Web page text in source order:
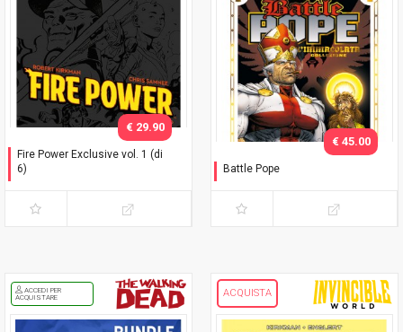
Fire Power Exclusive vol. 1 (di
6)
cofanetto
€ 29.90
Battle Pope
€ 45.00
ACCEDI PER
ACQUISTARE
ACQUISTA